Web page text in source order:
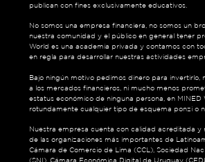
publican con fines exclusivamente educativos.
No somos una empresa financiera, no somos un
nuestra comunidad y el público en general tener
World es una academia privada y contamos con
en regla para desarrollar nuestras actividades
Bajo ningún motivo pedimos dinero para invertirlo,
a los mercados financieros, ni mucho menos
estatus económico de ninguna persona, en MINED
rotundamente cualquier tipo de esquema ponzi o
Nuestra empresa cuenta con calidad acreditada y
de las organizaciones más importantes de
Cámara de Comercio de Lima (CCL), Sociedad